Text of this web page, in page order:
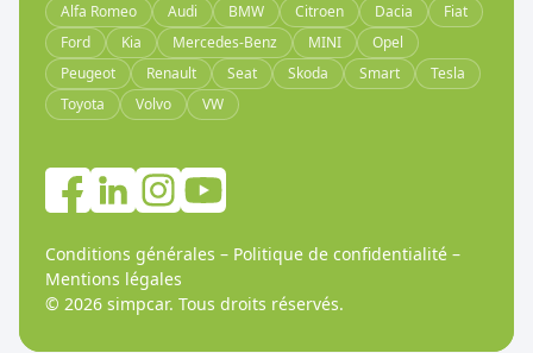
Alfa Romeo Audi BMW Citroen Dacia
Fiat
Ford
Kia Mercedes-Benz MINI
Opel
Peugeot
Renault Seat Skoda Smart
Tesla
Toyota
Volvo VW
Conditions générales – Politique de confidentialité –
Mentions légales
© 2026 simpcar. Tous droits réservés.